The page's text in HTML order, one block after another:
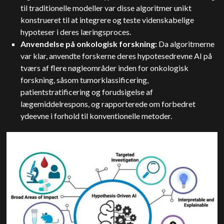
til traditionelle modeller var disse algoritmer unikt
konstrueret til at integrere og teste videnskabelige
hypoteser i deres læringsproces.
Anvendelse på onkologisk forskning: Da algoritmerne
var klar, anvendte forskerne deres hypotesedrevne AI på
tværs af flere nøgleområder inden for onkologisk
forskning, såsom tumorklassificering,
patientstratificering og forudsigelse af
lægemiddelrespons, og rapporterede om forbedret
ydeevne i forhold til konventionelle metoder.